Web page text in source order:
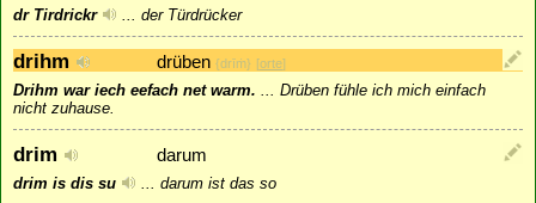
dr Tirdrickr ... der Türdrücker
drihm drüben {drīṁ} [orte]
Drihm war iech eefach net warm. ... Drüben fühle ich mich einfach
nicht zuhause.
drim darum
drim is dis su ... darum ist das so